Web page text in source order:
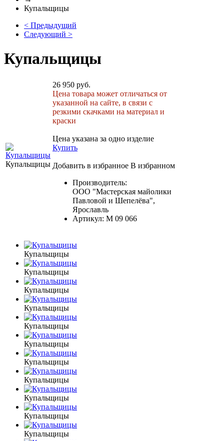
Купальщицы
< Предыдущий
Следующий >
Купальщицы
Купальщицы
26 950 руб.
Цена товара может отличаться от
указанной на сайте, в связи с
резкими скачками на материал и
краски
Цена указана за одно изделие
Купить
Добавить в избранное В избранном
Производитель:
ООО "Мастерская майолики
Павловой и Шепелёва",
Ярославль
Артикул: М 09 066
Купальщицы
Купальщицы
Купальщицы
Купальщицы
Купальщицы
Купальщицы
Купальщицы
Купальщицы
Купальщицы
Купальщицы
Купальщицы